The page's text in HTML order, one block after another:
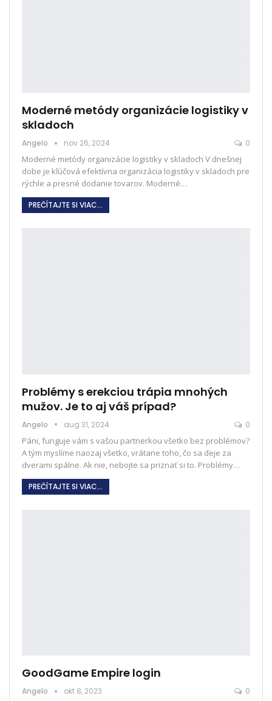
Moderné metódy organizácie logistiky v
skladoch
Angelo nov 26, 2024 0
Moderné metódy organizácie logistiky v skladoch V dnešnej
dobe je kľúčová efektívna organizácia logistiky v skladoch pre
rýchle a presné dodanie tovarov. Moderné…
PREČÍTAJTE SI VIAC...
Problémy s erekciou trápia mnohých
mužov. Je to aj váš prípad?
Angelo aug 31, 2024 0
Páni, funguje vám s vašou partnerkou všetko bez problémov?
A tým myslíme naozaj všetko, vrátane toho, čo sa deje za
dverami spálne. Ak nie, nebojte sa priznať si to. Problémy…
PREČÍTAJTE SI VIAC...
GoodGame Empire login
Angelo okt 8, 2023 0